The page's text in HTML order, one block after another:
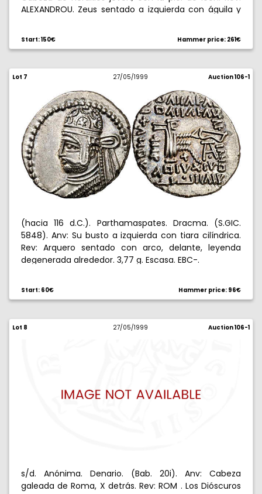
ALEXANDROU. Zeus sentado a izquierda con águila y
g. Gran módulo. Pátina oscura. MBC+.
Start: 150€ Hammer price: 261€
Lot 7 27/05/1999 Auction 106-1
(hacia 116 d.C.). Parthamaspates. Dracma. (S.GIC.
5848). Anv: Su busto a izquierda con tiara cilíndrica.
Rev: Arquero sentado con arco, delante, leyenda
degenerada alrededor. 3,77 g. Escasa. EBC-.
Start: 60€ Hammer price: 96€
Lot 8 27/05/1999 Auction 106-1
s/d. Anónima. Denario. (Bab. 20i). Anv: Cabeza
galeada de Roma, X detrás. Rev: ROM . Los Dióscuros